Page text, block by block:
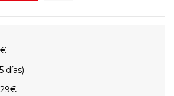
días)